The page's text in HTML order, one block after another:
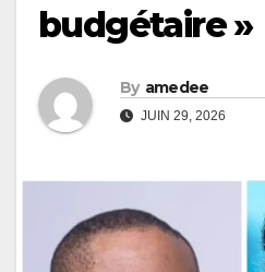
budgétaire »
By amedee
JUIN 29, 2026